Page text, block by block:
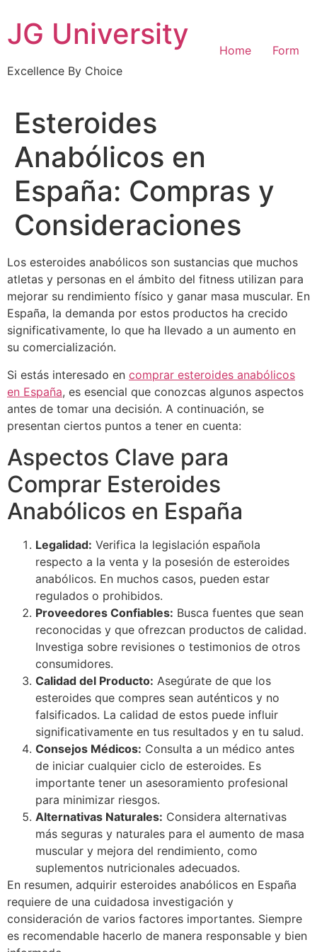
content
JG University
Excellence By Choice
Home Form
Esteroides
Anabólicos en
España: Compras y
Consideraciones
Los esteroides anabólicos son sustancias que muchos
atletas y personas en el ámbito del fitness utilizan para
mejorar su rendimiento físico y ganar masa muscular. En
España, la demanda por estos productos ha crecido
significativamente, lo que ha llevado a un aumento en
su comercialización.
Si estás interesado en comprar esteroides anabólicos
en España, es esencial que conozcas algunos aspectos
antes de tomar una decisión. A continuación, se
presentan ciertos puntos a tener en cuenta:
Aspectos Clave para
Comprar Esteroides
Anabólicos en España
Legalidad: Verifica la legislación española
respecto a la venta y la posesión de esteroides
anabólicos. En muchos casos, pueden estar
regulados o prohibidos.
Proveedores Confiables: Busca fuentes que sean
reconocidas y que ofrezcan productos de calidad.
Investiga sobre revisiones o testimonios de otros
consumidores.
Calidad del Producto: Asegúrate de que los
esteroides que compres sean auténticos y no
falsificados. La calidad de estos puede influir
significativamente en tus resultados y en tu salud.
Consejos Médicos: Consulta a un médico antes
de iniciar cualquier ciclo de esteroides. Es
importante tener un asesoramiento profesional
para minimizar riesgos.
Alternativas Naturales: Considera alternativas
más seguras y naturales para el aumento de masa
muscular y mejora del rendimiento, como
suplementos nutricionales adecuados.
En resumen, adquirir esteroides anabólicos en España
requiere de una cuidadosa investigación y
consideración de varios factores importantes. Siempre
es recomendable hacerlo de manera responsable y bien